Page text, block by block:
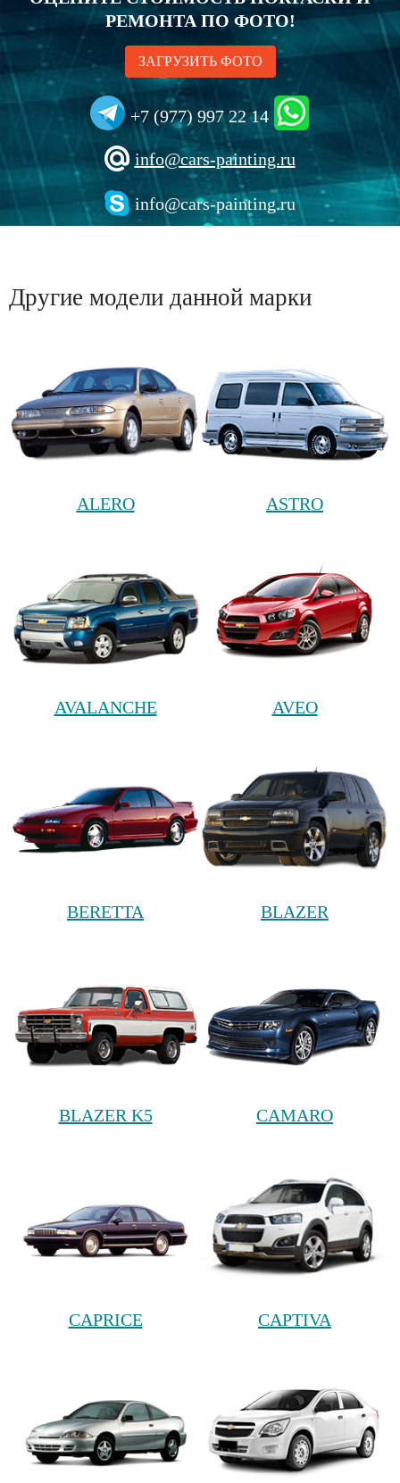
РЕМОНТА ПО ФОТО!
ЗАГРУЗИТЬ ФОТО
+7 (977) 997 22 14
info@cars-painting.ru
info@cars-painting.ru
Другие модели данной марки
ALERO ASTRO
AVALANCHE AVEO
BERETTA BLAZER
BLAZER K5 CAMARO
CAPRICE CAPTIVA